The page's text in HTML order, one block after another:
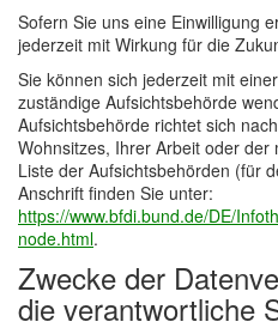
Sofern Sie uns eine Einwilligung
jederzeit mit Wirkung für die
Sie können sich jederzeit mit
zuständige Aufsichtsbehörde
Aufsichtsbehörde richtet sich
Wohnsitzes, Ihrer Arbeit oder
Liste der Aufsichtsbehörden (für
Anschrift finden Sie unter:
https://www.bfdi.bund.de/DE/
node.html.
Zwecke der
die verantwortliche